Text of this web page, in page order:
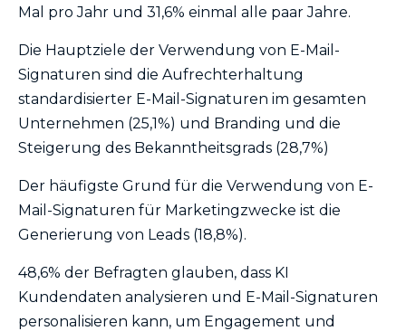
Mal pro Jahr und 31,6% einmal alle paar Jahre.
Die Hauptziele der Verwendung von E-Mail-
Signaturen sind die Aufrechterhaltung
standardisierter E-Mail-Signaturen im gesamten
Unternehmen (25,1%) und Branding und die
Steigerung des Bekanntheitsgrads (28,7%)
Der häufigste Grund für die Verwendung von E-
Mail-Signaturen für Marketingzwecke ist die
Generierung von Leads (18,8%).
48,6% der Befragten glauben, dass KI
Kundendaten analysieren und E-Mail-Signaturen
personalisieren kann, um Engagement und